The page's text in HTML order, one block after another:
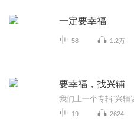
一定要幸福
58 1.2万
要幸福，找兴辅
19 2624